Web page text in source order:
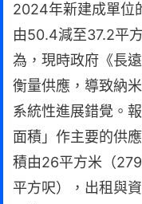
2024年新建成單位
由50.4減至37.2平
為，現時政府《長
衡量供應，導致納
系統性進展錯覺。
面積」作主要的供
積由26平方米（
平方呎），出租與